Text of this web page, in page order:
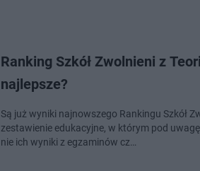
Ranking Szkół Zwolnieni z
najlepsze?
Są już wyniki najnowszego Rankingu Szkół
zestawienie edukacyjne, w którym pod
nie ich wyniki z egzaminów cz…